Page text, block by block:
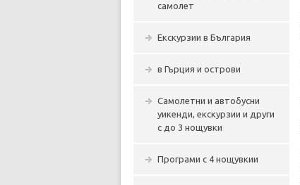
самолет
Екскурзии в България
в Гърция и острови
Самолетни и автобусни
уикенди, екскурзии и други
с до 3 нощувки
Програми с 4 нощувкии